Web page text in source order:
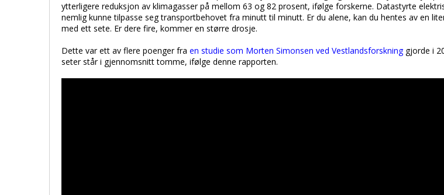
ytterligere reduksjon av klimagasser på mellom 63 og 82 prosent, ifølge forskerne. Datastyrte
nemlig kunne tilpasse seg transportbehovet fra minutt til minutt. Er du alene, kan du hentes av en
med ett sete. Er dere fire, kommer en større drosje.
Dette var ett av flere poenger fra en studie som Morten Simonsen ved Vestlandsforskninggjorde i
seter står i gjennomsnitt tomme, ifølge denne rapporten.